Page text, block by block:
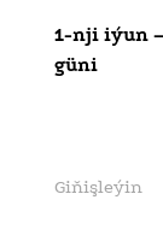
1-nji iýun
güni
Giňişleýin